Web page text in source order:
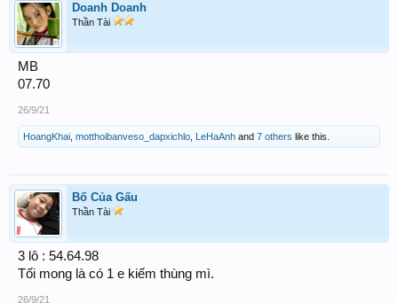
Doanh Doanh
Thần Tài
MB
07.70
26/9/21
HoangKhai motthoibanveso_dapxichlo LeHaAnh and 7 others like this.
Bố Của Gấu
Thần Tài
3 lô : 54.64.98
Tối mong là có 1 e kiếm thùng mì.
26/9/21